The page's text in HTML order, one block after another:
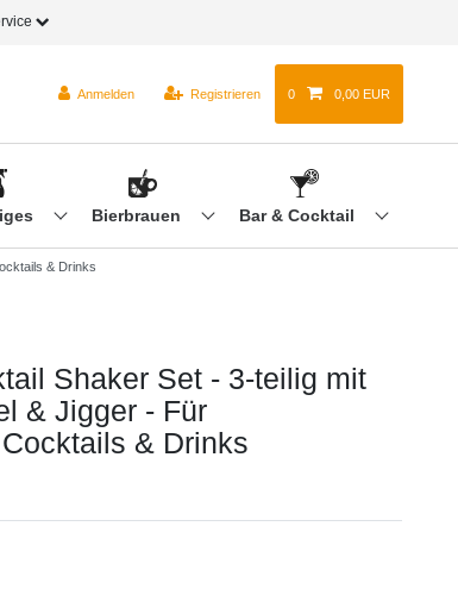
Anmelden Registrieren 0 0,00 EUR
Bierbrauen Bar & Cocktail
& Drinks
Shaker Set - 3-teilig mit
& Jigger - Für
& Drinks